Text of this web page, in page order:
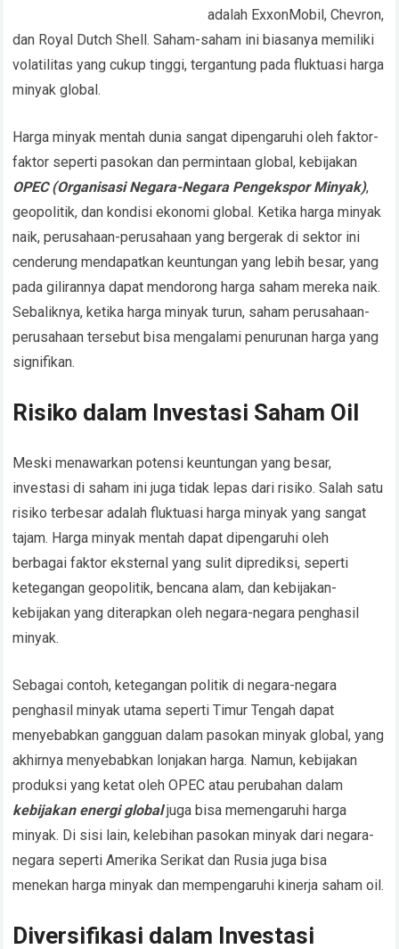
adalah ExxonMobil, Chevron,
dan Royal Dutch Shell. Saham-saham ini biasanya memiliki
volatilitas yang cukup tinggi, tergantung pada fluktuasi harga
minyak global.
Harga minyak mentah dunia sangat dipengaruhi oleh faktor-
faktor seperti pasokan dan permintaan global, kebijakan
OPEC (Organisasi Negara-Negara Pengekspor Minyak),
geopolitik, dan kondisi ekonomi global. Ketika harga minyak
naik, perusahaan-perusahaan yang bergerak di sektor ini
cenderung mendapatkan keuntungan yang lebih besar, yang
pada gilirannya dapat mendorong harga saham mereka naik.
Sebaliknya, ketika harga minyak turun, saham perusahaan-
perusahaan tersebut bisa mengalami penurunan harga yang
signifikan.
Risiko dalam Investasi Saham Oil
Meski menawarkan potensi keuntungan yang besar,
investasi di saham ini juga tidak lepas dari risiko. Salah satu
risiko terbesar adalah fluktuasi harga minyak yang sangat
tajam. Harga minyak mentah dapat dipengaruhi oleh
berbagai faktor eksternal yang sulit diprediksi, seperti
ketegangan geopolitik, bencana alam, dan kebijakan-
kebijakan yang diterapkan oleh negara-negara penghasil
minyak.
Sebagai contoh, ketegangan politik di negara-negara
penghasil minyak utama seperti Timur Tengah dapat
menyebabkan gangguan dalam pasokan minyak global, yang
akhirnya menyebabkan lonjakan harga. Namun, kebijakan
produksi yang ketat oleh OPEC atau perubahan dalam
kebijakan energi globaljuga bisa memengaruhi harga
minyak. Di sisi lain, kelebihan pasokan minyak dari negara-
negara seperti Amerika Serikat dan Rusia juga bisa
menekan harga minyak dan mempengaruhi kinerja saham oil.
Diversifikasi dalam Investasi